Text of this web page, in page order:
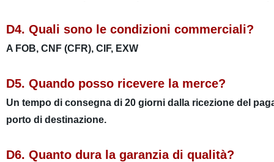
D4. Quali sono le condizioni commerciali?
A FOB, CNF (CFR), CIF, EXW
D5. Quando posso ricevere la merce?
Un tempo di consegna di 20 giorni dalla ricezione del
porto di destinazione.
D6. Quanto dura la garanzia di qualità?